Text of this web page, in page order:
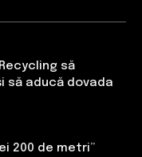
să
să aducă dovada
200 de metri”